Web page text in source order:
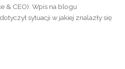
& CEO). Wpis na blogu
sytuacji w jakiej znalazły się